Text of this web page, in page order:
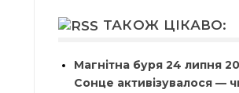
ТАКОЖ ЦІКАВО:
Магнітна буря 24 липня
Сонце активізувалося —